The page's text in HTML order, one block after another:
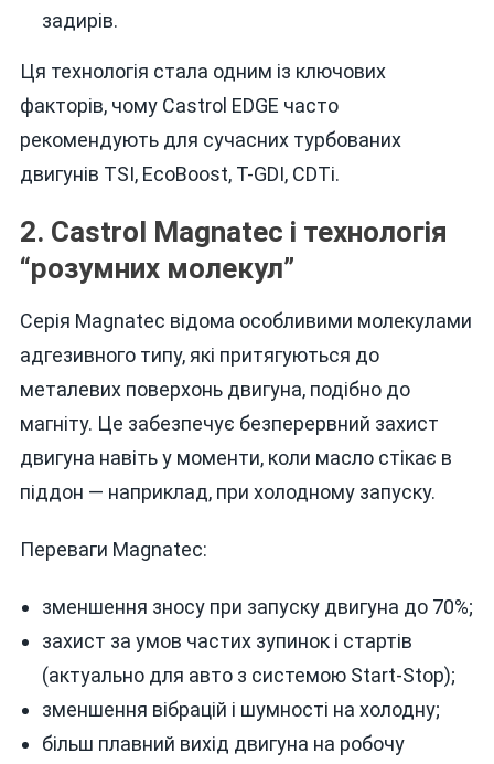
задирів.
Ця технологія стала одним із ключових
факторів, чому Castrol EDGE часто
рекомендують для сучасних турбованих
двигунів TSI, EcoBoost, T-GDI, CDTi.
2. Castrol Magnatec і технологія
“розумних молекул”
Серія Magnatec відома особливими молекулами
адгезивного типу, які притягуються до
металевих поверхонь двигуна, подібно до
магніту. Це забезпечує безперервний захист
двигуна навіть у моменти, коли масло стікає в
піддон — наприклад, при холодному запуску.
Переваги Magnatec:
зменшення зносу при запуску двигуна до 70%;
захист за умов частих зупинок і стартів
(актуально для авто з системою Start-Stop);
зменшення вібрацій і шумності на холодну;
більш плавний вихід двигуна на робочу